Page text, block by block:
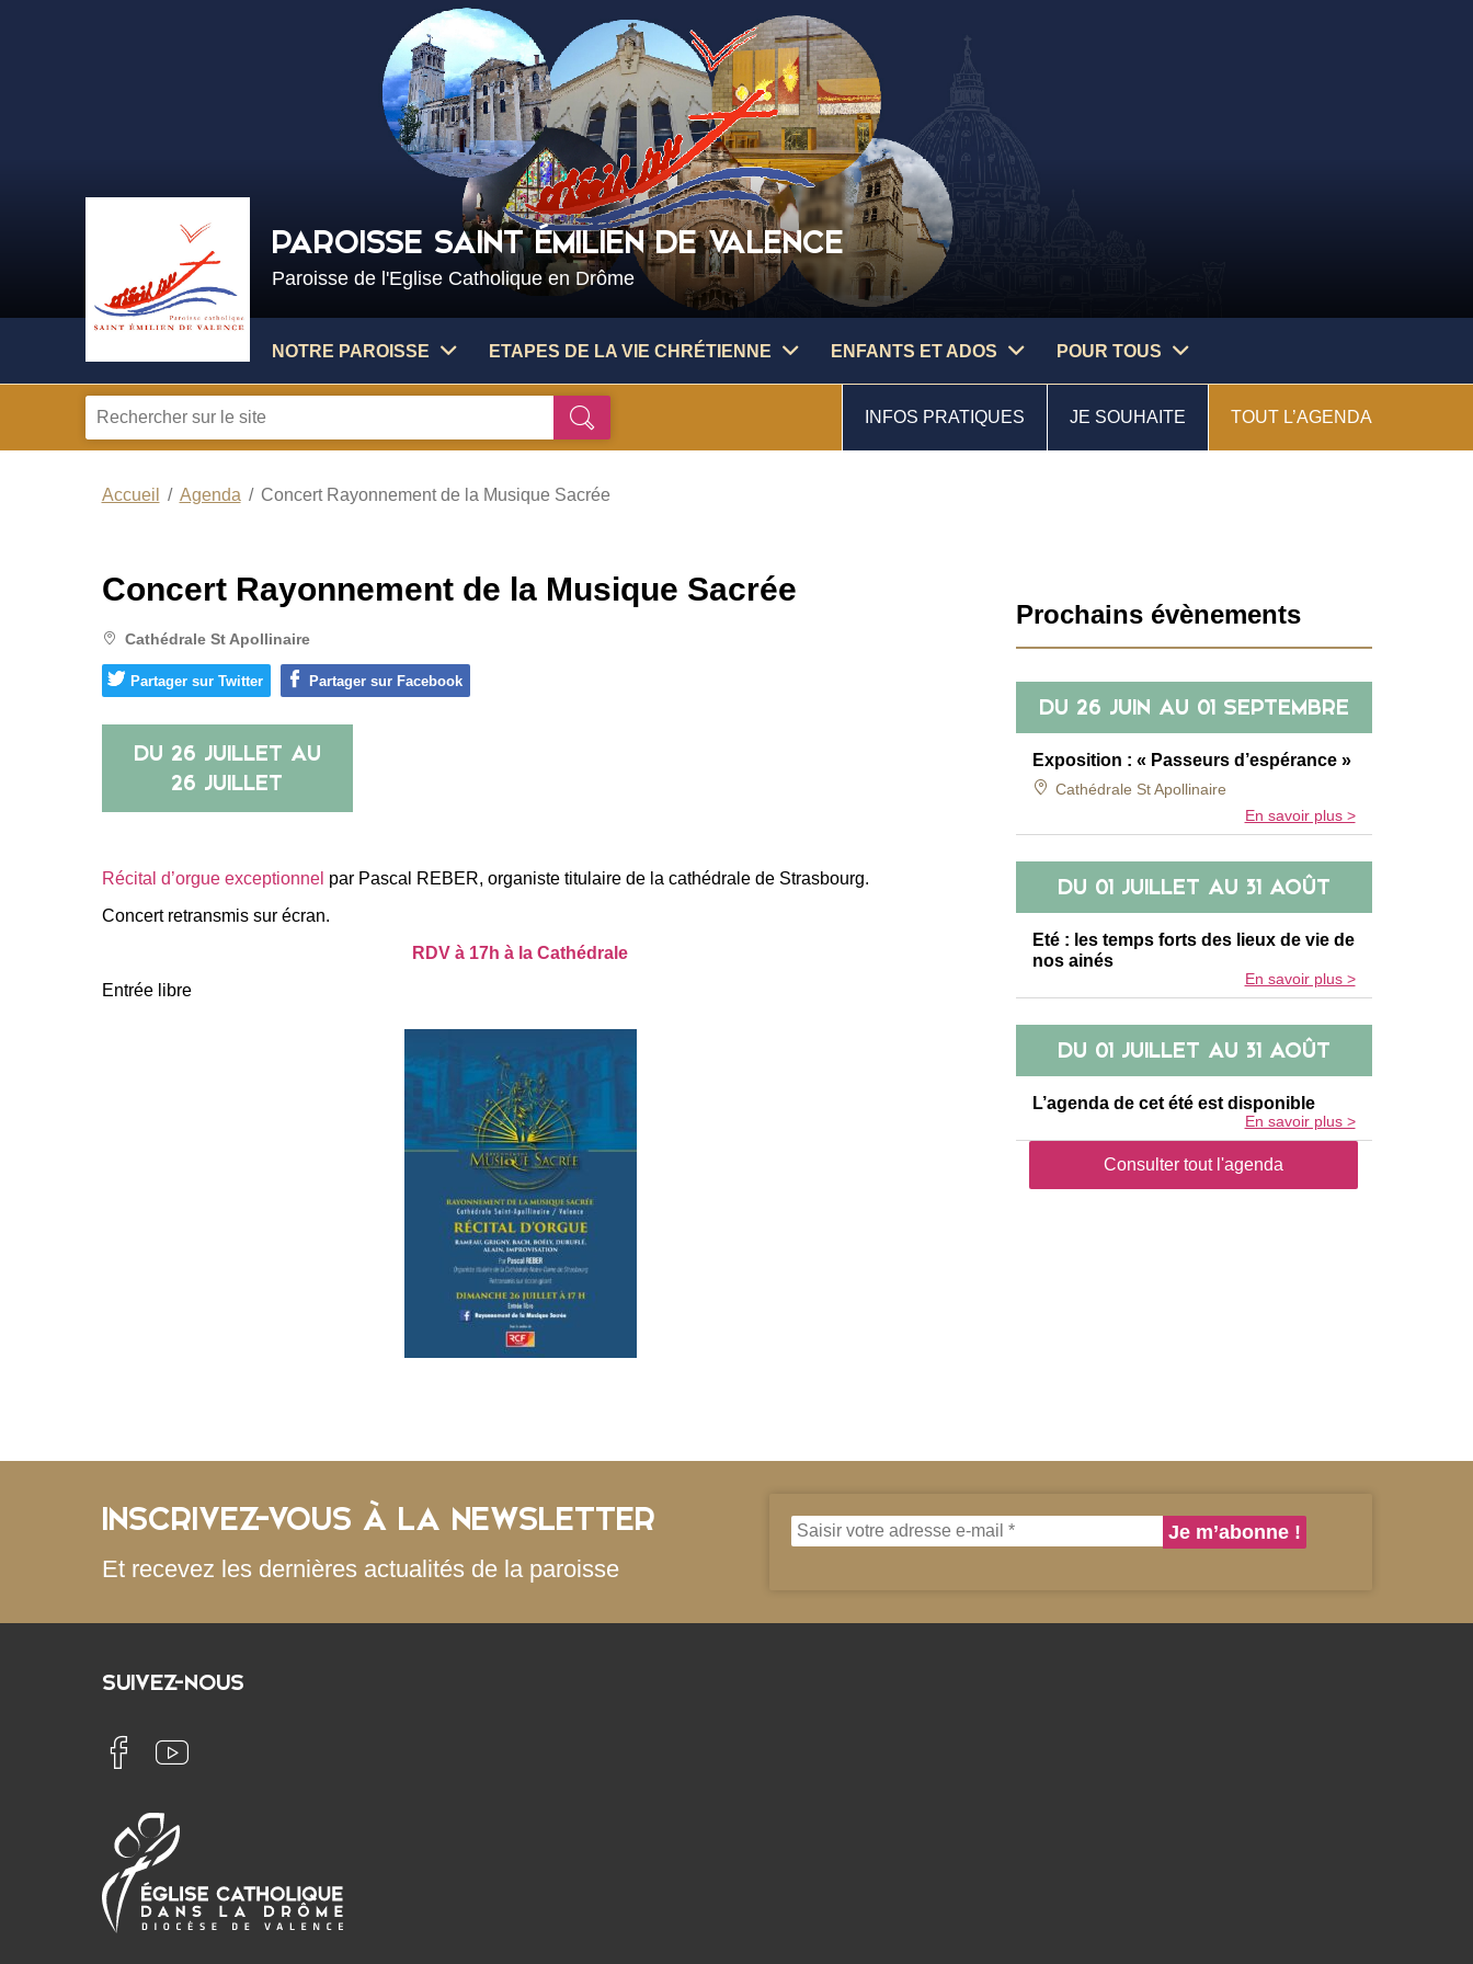
PAROISSE SAINT ÉMILIEN DE VALENCE
Paroisse de l'Eglise Catholique en Drôme
NOTRE PAROISSE ETAPES DE LA VIE CHRÉTIENNE ENFANTS ET ADOS POUR TOUS
recherche
Ok INFOS PRATIQUES JE SOUHAITE TOUT L’AGENDA
Accueil Agenda Concert Rayonnement de la Musique Sacrée
Concert Rayonnement de la Musique Sacrée
Cathédrale St Apollinaire
Partager sur Twitter Partager sur Facebook
DU 26 JUILLET AU
26 JUILLET
Récital d’orgue exceptionnel par Pascal REBER, organiste titulaire de la cathédrale de Strasbourg.
Concert retransmis sur écran.
RDV à 17h à la Cathédrale
Entrée libre
latérale
Prochains évènements
DU 26 JUIN AU 01 SEPTEMBRE
Exposition : « Passeurs d’espérance »
Cathédrale St Apollinaire
En savoir plus >
DU 01 JUILLET AU 31 AOÛT
Eté : les temps forts des lieux de vie de
nos ainés
En savoir plus >
DU 01 JUILLET AU 31 AOÛT
L’agenda de cet été est disponible
En savoir plus >
Consulter tout l'agenda
INSCRIVEZ-VOUS À LA NEWSLETTER
Et recevez les dernières actualités de la paroisse
SUIVEZ-NOUS
dans
Valence